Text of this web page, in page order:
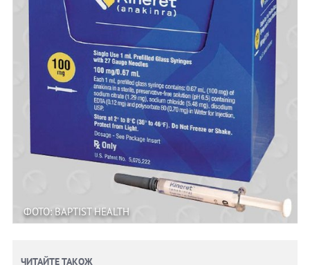
ФОТО: BAPTIST HEALTH
ЧИТАЙТЕ ТАКОЖ